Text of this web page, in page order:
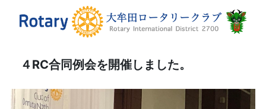
４RC合同例会を開催しました。